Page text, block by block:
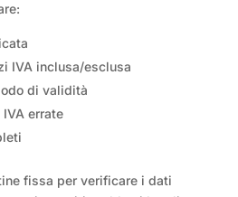
IVA inclusa/esclusa
di validità
errate
fissa per verificare i dati